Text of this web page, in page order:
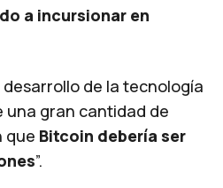
a incursionar en
desarrollo de la tecnología
una gran cantidad de
que Bitcoin debería ser
”.